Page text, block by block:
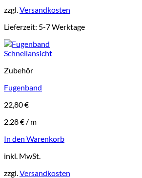
zzgl. Versandkosten
Lieferzeit: 5-7 Werktage
Schnellansicht
Zubehör
Fugenband
22,80€
2,28€ / m
In den Warenkorb
inkl. MwSt.
zzgl. Versandkosten